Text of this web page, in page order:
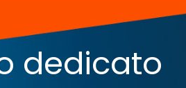
dedicato